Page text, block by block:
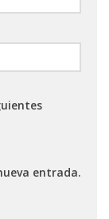
entrada.